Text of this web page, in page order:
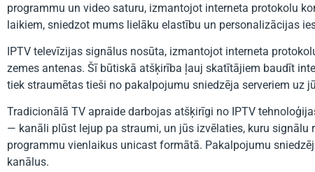
programmu un video saturu, izmantojot interneta protokolu
laikiem, sniedzot mums lielāku elastību un personalizācijas
IPTV televīzijas signālus nosūta, izmantojot interneta
zemes antenas. Šī būtiskā atšķirība ļauj skatītājiem baudīt
tiek straumētas tieši no pakalpojumu sniedzēja serveriem uz
Tradicionālā TV apraide darbojas atšķirīgi no IPTV
— kanāli plūst lejup pa straumi, un jūs izvēlaties, kuru
programmu vienlaikus unicast formātā. Pakalpojumu
kanālus.